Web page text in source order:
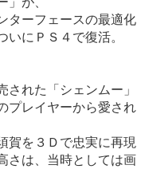
ターフェースの最適化
にＰＳ４で復活。
された「シェンムー」
プレイヤーから愛され
賀を３Ｄで忠実に再現
さは、当時としては画